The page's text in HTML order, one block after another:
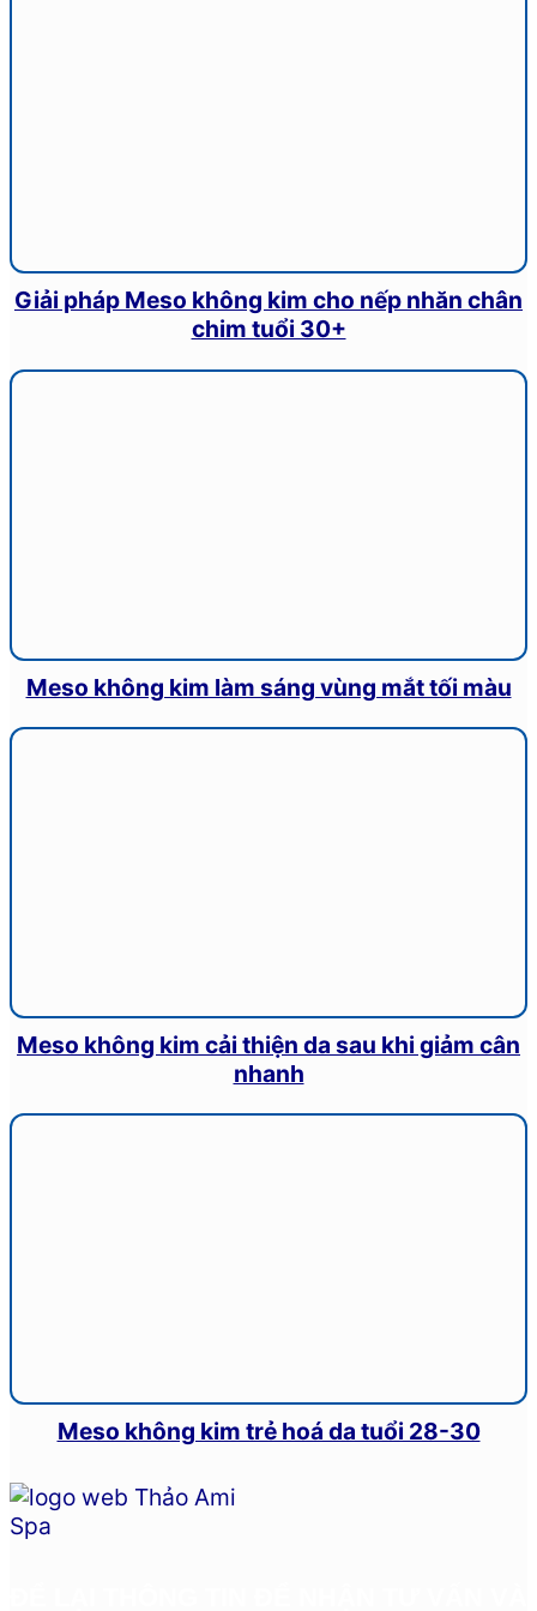
Giải pháp Meso không kim cho nếp nhăn chân
chim tuổi 30+
Meso không kim làm sáng vùng mắt tối màu
Meso không kim cải thiện da sau khi giảm cân
nhanh
Meso không kim trẻ hoá da tuổi 28-30